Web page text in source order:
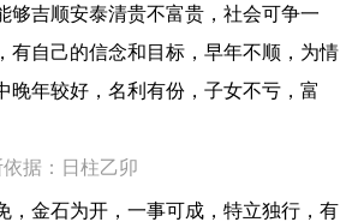
够吉顺安泰清贵不富贵，社会可争一
有自己的信念和目标，早年不顺，为情
晚年较好，名利有份，子女不亏，富
据：日柱乙卯
，金石为开，一事可成，特立独行，有